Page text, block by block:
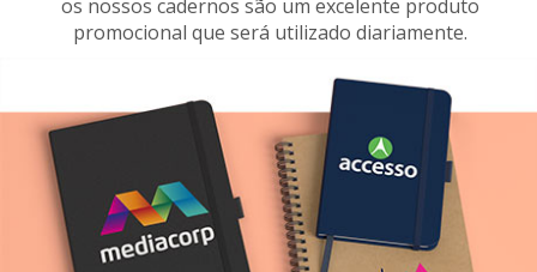
os nossos cadernos são um excelente produto
promocional que será utilizado diariamente.